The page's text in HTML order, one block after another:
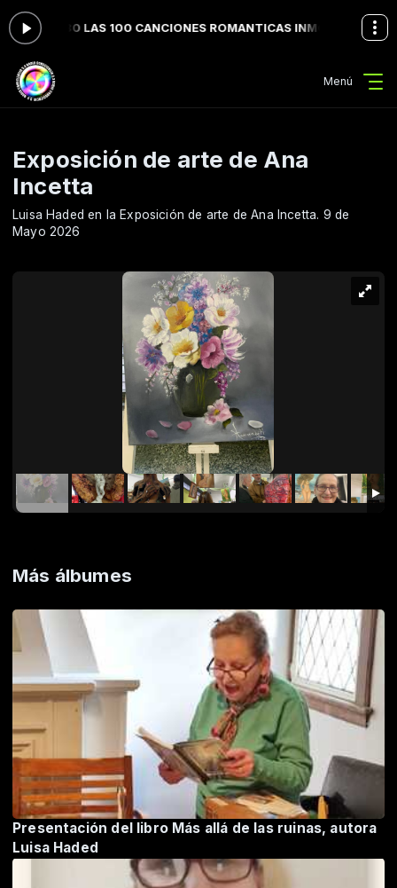
y 80 LAS 100 CANCIONES ROMANTICAS INMORTALES Rock
Menú
Exposición de arte de Ana
Incetta
Luisa Haded en la Exposición de arte de Ana Incetta. 9 de
Mayo 2026
Más álbumes
Presentación del libro Más allá de las ruinas, autora
Luisa Haded